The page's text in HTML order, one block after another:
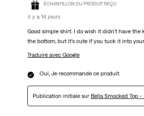
ÉCHANTILLON DU PRODUIT REÇU
il y a 14 jours
Good simple shirt. I do wish it didn’t have the
the bottom, but it’s cute if you tuck it into
Traduire avec Google
Oui, Je recommande ce produit.
Publication initiale sur Bella Smocked Top -